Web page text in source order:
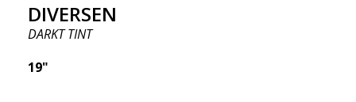
DIVERSEN
DARKT TINT
19"